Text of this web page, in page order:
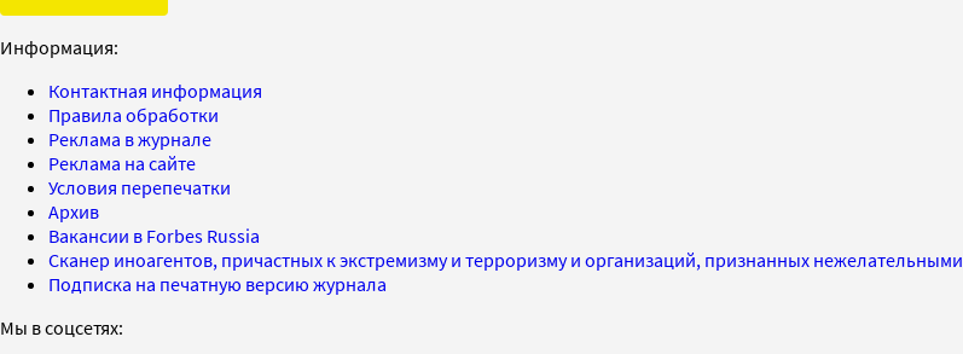
Информация:
Контактная информация
Правила обработки
Реклама в журнале
Реклама на сайте
Условия перепечатки
Архив
Вакансии в Forbes Russia
Сканер иноагентов, причастных к экстремизму и терроризму и организаций, признанных нежелательными
Подписка на печатную версию журнала
Мы в соцсетях: